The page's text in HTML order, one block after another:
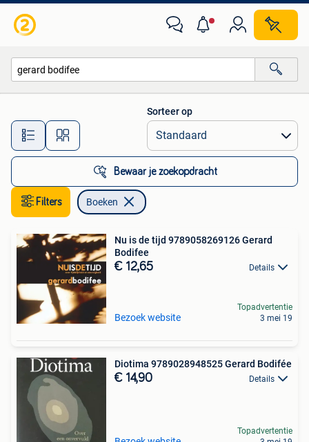
Alle afstanden…
Sorteer op
Bewaar je zoekopdracht
Filters Boeken
Nu is de tijd 9789058269126 Gerard
Bodifee
€ 12,65 Details
Bezoek website
Topadvertentie
3 mei 19
Diotima 9789028948525 Gerard Bodifée
€ 14,90 Details
Topadvertentie